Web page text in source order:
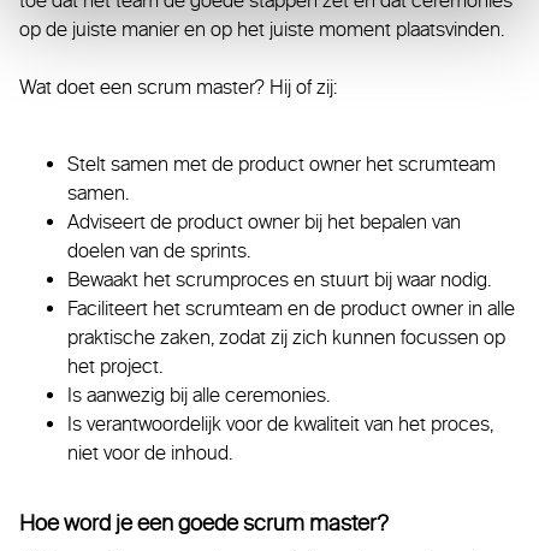
op de juiste manier en op het juiste moment plaatsvinden.
Wat doet een scrum master? Hij of zij:
Stelt samen met de product owner het scrumteam
samen.
Adviseert de product owner bij het bepalen van
doelen van de sprints.
Bewaakt het scrumproces en stuurt bij waar nodig.
Faciliteert het scrumteam en de product owner in alle
praktische zaken, zodat zij zich kunnen focussen op
het project.
Is aanwezig bij alle ceremonies.
Is verantwoordelijk voor de kwaliteit van het proces,
niet voor de inhoud.
Hoe word je een goede scrum master?